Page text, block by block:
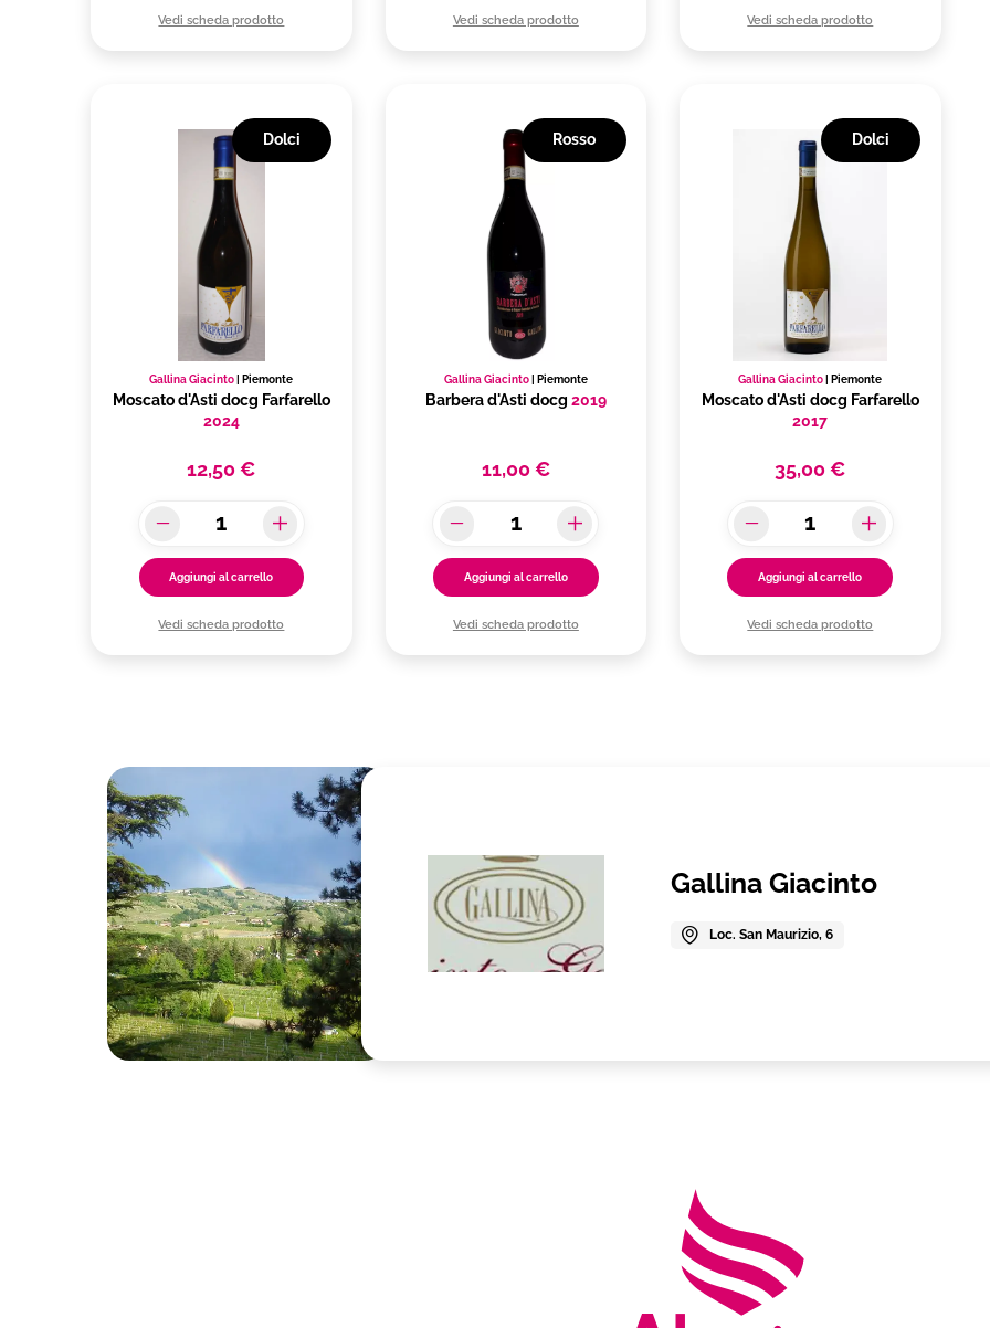
Vedi scheda prodotto Vedi scheda prodotto Vedi scheda prodotto
Dolci
Gallina Giacinto Piemonte
Moscato d'Asti docg Farfarello
2024
12,50 €
Aggiungi al carrello
Vedi scheda prodotto
Rosso
Gallina Giacinto| Piemonte
Barbera d'Asti docg 2019
11,00 €
Aggiungi al carrello
Vedi scheda prodotto
Dolci
Gallina Giacinto Piemonte
Moscato d'Asti docg Farfarello
2017
35,00 €
Aggiungi al carrello
Vedi scheda prodotto
Gallina Giacinto
Loc. San Maurizio, 6